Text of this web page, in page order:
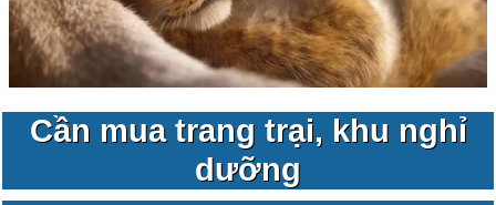
Cần mua trang trại, khu nghỉ
dưỡng